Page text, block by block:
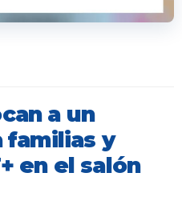
a un
familias y
en el salón